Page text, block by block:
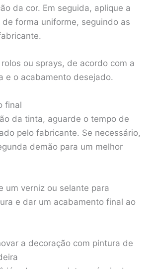
da cor. Em seguida, aplique a
forma uniforme, seguindo as
ou sprays, de acordo com a
e o acabamento desejado.
final
da tinta, aguarde o tempo de
pelo fabricante. Se necessário,
demão para um melhor
um verniz ou selante para
e dar um acabamento final ao
a decoração com pintura de